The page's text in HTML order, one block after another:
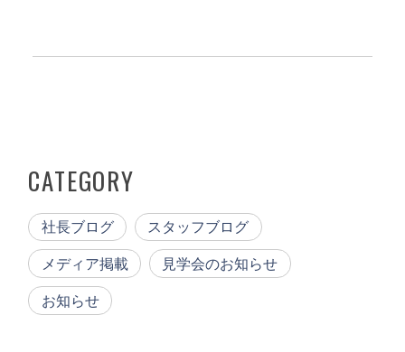
CATEGORY
社長ブログ スタッフブログ
メディア掲載 見学会のお知らせ
お知らせ